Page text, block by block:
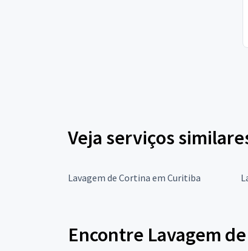
Veja serviços
Lavagem de Cortina em Curitiba
Encontre Lavagem